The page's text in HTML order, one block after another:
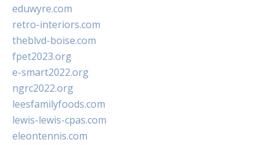
eduwyre.com
retro-interiors.com
theblvd-boise.com
fpet2023.org
e-smart2022.org
ngrc2022.org
leesfamilyfoods.com
lewis-lewis-cpas.com
eleontennis.com